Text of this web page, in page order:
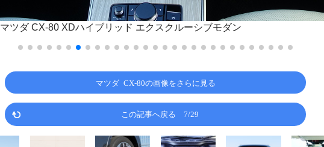
マツダ CX-80 XDハイブリッド エクスクルーシブモダン
マツダ CX-80の画像をさらに見る
この記事へ戻る 7/29